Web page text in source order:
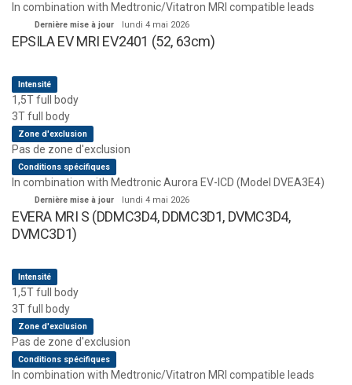
In combination with Medtronic/Vitatron MRI compatible leads
Dernière mise à jour lundi 4 mai 2026
EPSILA EV MRI EV2401 (52, 63cm)
Intensité
1,5T full body
3T full body
Zone d'exclusion
Pas de zone d'exclusion
Conditions spécifiques
In combination with Medtronic Aurora EV-ICD (Model DVEA3E4)
Dernière mise à jour lundi 4 mai 2026
EVERA MRI S (DDMC3D4, DDMC3D1, DVMC3D4,
DVMC3D1)
Intensité
1,5T full body
3T full body
Zone d'exclusion
Pas de zone d'exclusion
Conditions spécifiques
In combination with Medtronic/Vitatron MRI compatible leads